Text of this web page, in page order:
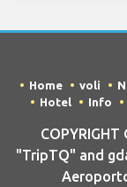
Home voli
Hotel
Info
"TripTQ" and